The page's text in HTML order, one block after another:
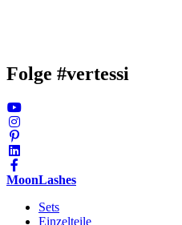
Folge #vertessi
MoonLashes
Sets
Einzelteile